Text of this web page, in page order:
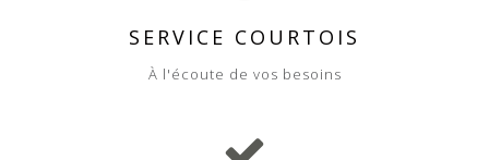
SERVICE COURTOIS
À l'écoute de vos besoins